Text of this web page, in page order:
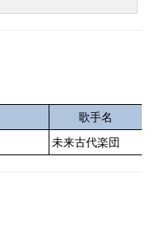
翔：種﨑敦美伊地知
画：魚住さかな
ックゼノン」連載／コ
監督：三田新シリーズ
色彩設計：岩本彩加C
篤撮影監督：野口優輔編
歌手名
未来古代楽団